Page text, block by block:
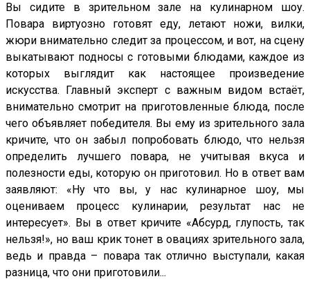
Вы сидите в зрительном зале на кулинарном шоу.
Повара виртуозно готовят еду, летают ножи, вилки,
жюри внимательно следит за процессом, и вот, на сцену
выкатывают подносы с готовыми блюдами, каждое из
которых выглядит как настоящее произведение
искусства. Главный эксперт с важным видом встаёт,
внимательно смотрит на приготовленные блюда, после
чего объявляет победителя. Вы ему из зрительного зала
кричите, что он забыл попробовать блюдо, что нельзя
определить лучшего повара, не учитывая вкуса и
полезности еды, которую он приготовил. Но в ответ вам
заявляют: «Ну что вы, у нас кулинарное шоу, мы
оцениваем процесс кулинарии, результат нас не
интересует». Вы в ответ кричите «Абсурд, глупость, так
нельзя!», но ваш крик тонет в овациях зрительного зала,
ведь и правда – повара так отлично выступали, какая
разница, что они приготовили...